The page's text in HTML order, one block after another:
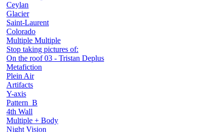
Ceylan
Glacier
Saint-Laurent
Colorado
Multiple Multiple
Stop taking pictures of:
On the roof 03 - Tristan Deplus
Metafiction
Plein Air
Artifacts
Y-axis
Pattern_B
4th Wall
Multiple + Body
Night Vision